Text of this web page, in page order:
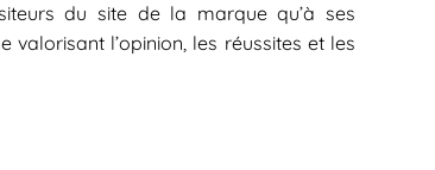
du site de la marque qu’à ses
l’opinion, les réussites et les